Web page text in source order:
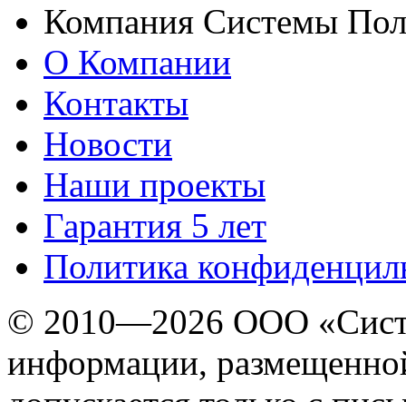
Компания Системы
О Компании
Контакты
Новости
Наши проекты
Гарантия 5 лет
Политика
© 2010—2026 ООО
информации,